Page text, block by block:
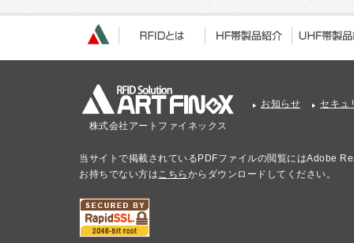
株式会社アートファイネックス
お知らせ セキュ
当サイトで掲載されているPDFファイルの閲覧にはAdobe
お持ちでない方は こちら からダウンロードしてください。